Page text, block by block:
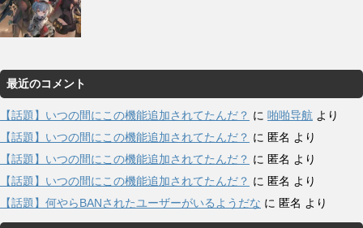
最近のコメント
【話題】いつの間にこの機能追加されてたんだ？ に 啪啪导航 より
【話題】いつの間にこの機能追加されてたんだ？ に 匿名 より
【話題】いつの間にこの機能追加されてたんだ？ に 匿名 より
【話題】いつの間にこの機能追加されてたんだ？ に 匿名 より
【話題】何やらBANされたユーザーがいるようだな に 匿名 より